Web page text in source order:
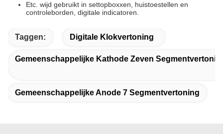
Etc. wijd gebruikt in settopboxxen, huistoestellen en
controleborden, digitale indicatoren.
Taggen: Digitale Klokvertoning
Gemeenschappelijke Kathode Zeven
Gemeenschappelijke Anode 7 Segmentvertoning